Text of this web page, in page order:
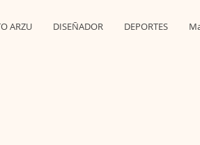
ARZU DISEÑADOR DEPORTES